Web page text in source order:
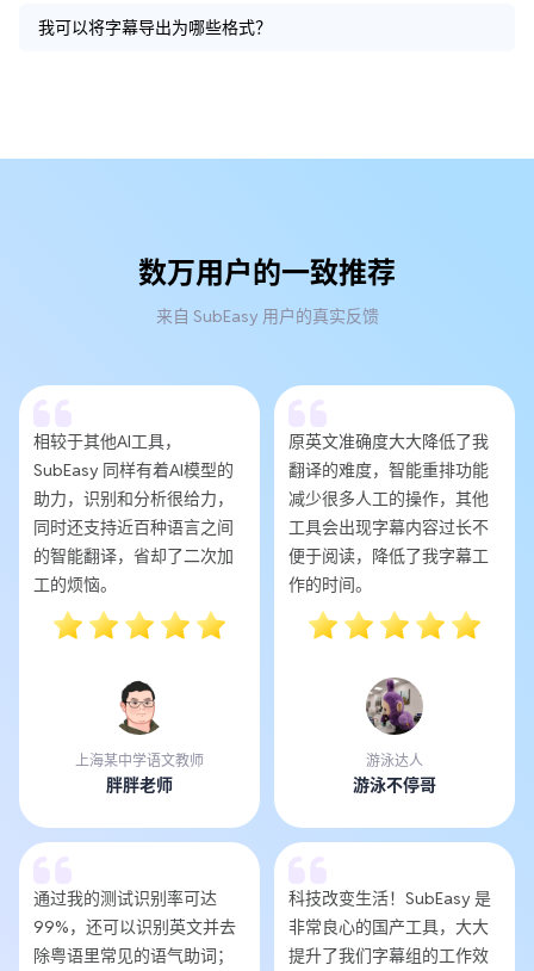
我可以将字幕导出为哪些格式？
数万用户的一致推荐
来自 SubEasy 用户的真实反馈
相较于其他AI工具，
SubEasy 同样有着AI模型的
助力，识别和分析很给力，
同时还支持近百种语言之间
的智能翻译，省却了二次加
工的烦恼。
上海某中学语文教师
胖胖老师
原英文准确度大大降低了我
翻译的难度，智能重排功能
减少很多人工的操作，其他
工具会出现字幕内容过长不
便于阅读，降低了我字幕工
作的时间。
游泳达人
游泳不停哥
通过我的测试识别率可达
99%，还可以识别英文并去
除粤语里常见的语气助词；
科技改变生活！SubEasy 是
非常良心的国产工具，大大
提升了我们字幕组的工作效